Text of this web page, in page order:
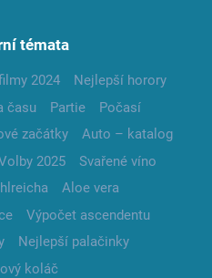
témata
2024
Nejlepší horory
času Partie
Počasí
začátky
Auto – katalog
2025
Svařené víno
Aloe vera
Výpočet ascendentu
Nejlepší palačinky
koláč